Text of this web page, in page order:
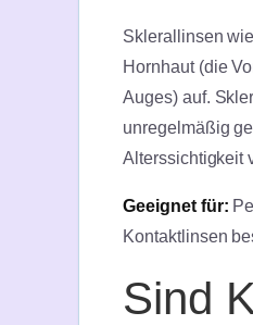
Sklerallinsen
Hornhaut (die
Auges) auf.
unregelmäßig
Alterssichtigkeit
Geeignet für:
Kontaktlinsen
Sind